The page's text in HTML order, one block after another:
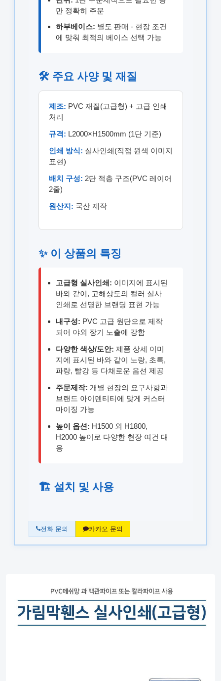
만 정확히 주문
하부베이스: 별도 판매 - 현장 조건
에 맞춰 최적의 베이스 선택 가능
🛠️ 주요 사양 및 재질
제조: PVC 재질(고급형) + 고급 인쇄
처리
규격: L2000×H1500mm (1단 기준)
인쇄 방식: 실사인쇄(직접 원색 이미지
표현)
배치 구성: 2단 적층 구조(PVC 레이어
2줄)
원산지: 국산 제작
✨ 이 상품의 특징
고급형 실사인쇄: 이미지에 표시된
바와 같이, 고해상도의 컬러 실사
인쇄로 선명한 브랜딩 표현 가능
내구성: PVC 고급 원단으로 제작
되어 야외 장기 노출에 강함
다양한 색상/도안: 제품 상세 이미
지에 표시된 바와 같이 노랑, 초록,
파랑, 빨강 등 다채로운 옵션 제공
주문제작: 개별 현장의 요구사항과
브랜드 아이덴티티에 맞게 커스터
마이징 가능
높이 옵션: H1500 외 H1800,
H2000 높이로 다양한 현장 여건 대
응
🏗️ 설치 및 사용
전화 문의 카카오 문의